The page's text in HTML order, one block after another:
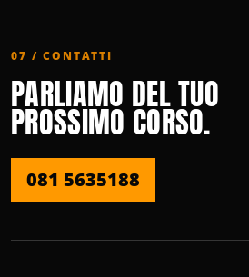
07 / CONTATTI
PARLIAMO DEL TUO
PROSSIMO CORSO.
081 5635188